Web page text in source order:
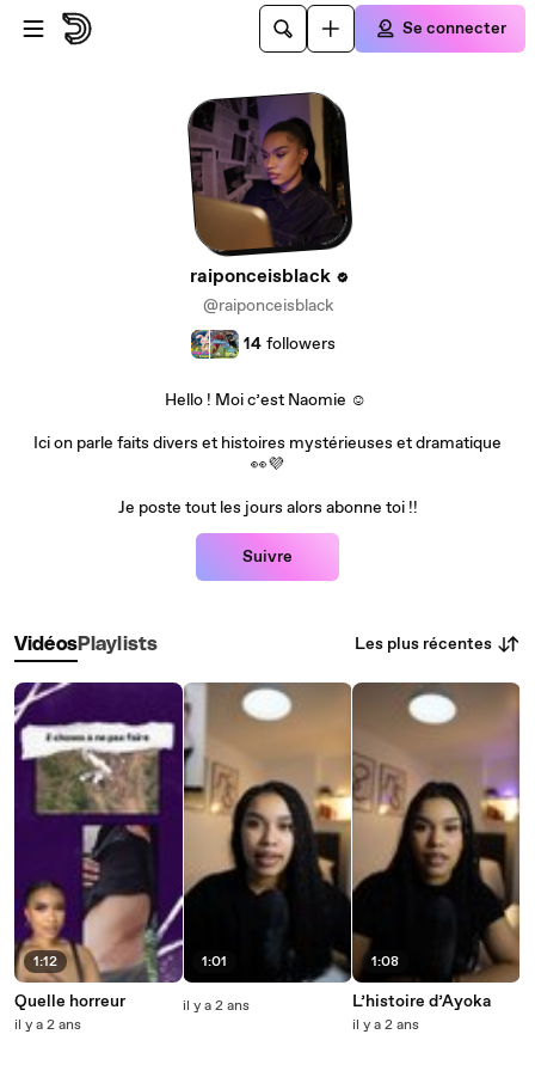
Passer au contenu principal
Se connecter
raiponceisblack
@raiponceisblack
14 followers
Hello ! Moi c’est Naomie ☺️
Ici on parle faits divers et histoires mystérieuses et dramatique
👀💜
Je poste tout les jours alors abonne toi !!
Suivre
VidéosPlaylists Les plus récentes
1:12
Quelle horreur
il y a 2 ans
1:01
il y a 2 ans
1:08
L’histoire d’Ayoka
il y a 2 ans